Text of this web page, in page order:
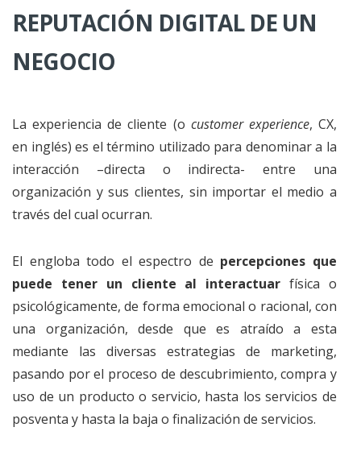
REPUTACIÓN DIGITAL DE UN
NEGOCIO
La experiencia de cliente (o customer experience, CX,
en inglés) es el término utilizado para denominar a la
interacción –directa o indirecta- entre una
organización y sus clientes, sin importar el medio a
través del cual ocurran.
El engloba todo el espectro de percepciones que
puede tener un cliente al interactuar física o
psicológicamente, de forma emocional o racional, con
una organización, desde que es atraído a esta
mediante las diversas estrategias de marketing,
pasando por el proceso de descubrimiento, compra y
uso de un producto o servicio, hasta los servicios de
posventa y hasta la baja o finalización de servicios.